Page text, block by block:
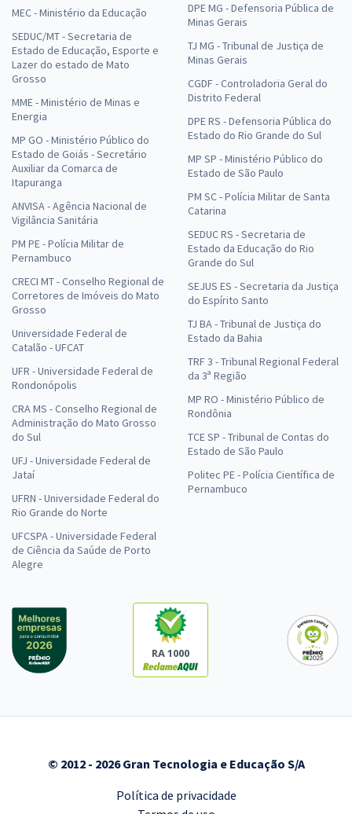
MEC - Ministério da Educação
SEDUC/MT - Secretaria de
Estado de Educação, Esporte e
Lazer do estado de Mato
Grosso
MME - Ministério de Minas e
Energia
MP GO - Ministério Público do
Estado de Goiás - Secretário
Auxiliar da Comarca de
Itapuranga
ANVISA - Agência Nacional de
Vigilância Sanitária
PM PE - Polícia Militar de
Pernambuco
CRECI MT - Conselho Regional de
Corretores de Imóveis do Mato
Grosso
Universidade Federal de
Catalão - UFCAT
UFR - Universidade Federal de
Rondonópolis
CRA MS - Conselho Regional de
Administração do Mato Grosso
do Sul
UFJ - Universidade Federal de
Jataí
UFRN - Universidade Federal do
Rio Grande do Norte
UFCSPA - Universidade Federal
de Ciência da Saúde de Porto
Alegre
DPE MG - Defensoria Pública de
Minas Gerais
TJ MG - Tribunal de Justiça de
Minas Gerais
CGDF - Controladoria Geral do
Distrito Federal
DPE RS - Defensoria Pública do
Estado do Rio Grande do Sul
MP SP - Ministério Público do
Estado de São Paulo
PM SC - Polícia Militar de Santa
Catarina
SEDUC RS - Secretaria de
Estado da Educação do Rio
Grande do Sul
SEJUS ES - Secretaria da Justiça
do Espírito Santo
TJ BA - Tribunal de Justiça do
Estado da Bahia
TRF 3 - Tribunal Regional Federal
da 3ª Região
MP RO - Ministério Público de
Rondônia
TCE SP - Tribunal de Contas do
Estado de São Paulo
Politec PE - Polícia Científica de
Pernambuco
RA 1000
© 2012 - 2026 Gran Tecnologia e Educação S/A
Política de privacidade